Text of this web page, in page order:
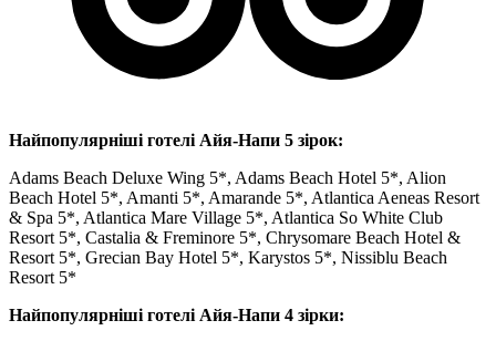
Найпопулярніші готелі Айя-Напи 5 зірок:
Adams Beach Deluxe Wing 5*, Adams Beach Hotel 5*, Alion
Beach Hotel 5*, Amanti 5*, Amarande 5*, Atlantica Aeneas Resort
& Spa 5*, Atlantica Mare Village 5*, Atlantica So White Club
Resort 5*, Castalia & Freminore 5*, Chrysomare Beach Hotel &
Resort 5*, Grecian Bay Hotel 5*, Karystos 5*, Nissiblu Beach
Resort 5*
Найпопулярніші готелі Айя-Напи 4 зірки: